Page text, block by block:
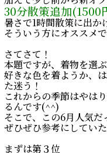
30分散策追加(1500
暑さで1時間散策に出
そういう方にオススメ
さてさて！
本題ですが、着物を選
好きな色を着ようか、
た迷う！
これからの季節はやは
るんです(^^)
そこで、この6月人気
ぜひぜひ参考にしてい
まずは第３位